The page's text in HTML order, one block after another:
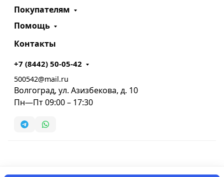
Покупателям
Помощь
Контакты
+7 (8442) 50-05-42
500542@mail.ru
Волгоград, ул. Азизбекова, д. 10
Пн—Пт 09:00 – 17:30